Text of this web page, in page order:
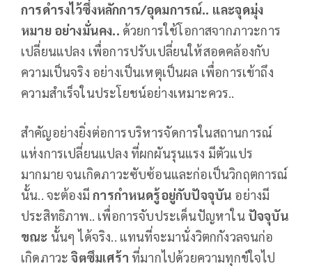
การดำรงไว้ซึ่งหลักการ/อุดมการณ์.. และจุดมุ่ง
หมาย อย่างมั่นคง.. ด้วยการใช้โอกาสจากภาวะการ
เปลี่ยนแปลง เพื่อการปรับเปลี่ยนให้สอดคล้องกับ
ความเป็นจริง อย่างเป็นเหตุเป็นผล เพื่อการเข้าถึง
ความสำเร็จในประโยชน์อย่างเหมาะควร..
สำคัญอย่างยิ่งต่อการบริหารจัดการในสถานการณ์
แห่งการเปลี่ยนแปลง ที่ผกผันรุนแรง มีตัวแปร
มากมาย จนเกิดภาวะซับซ้อนและก่อเป็นวิกฤตการณ์
นั้น.. จะต้องมี การกำหนดรู้อยู่กับปัจจุบัน อย่างมี
ประสิทธิภาพ.. เพื่อการจับประเด็นปัญหาใน ปัจจุบัน
ขณะ นั้นๆ ได้จริง.. แทนที่จะมานั่งวิตกกังวลจนก่อ
เกิดภาวะจิตซึมเศร้า ที่มากไปด้วยความทุกข์ใจไป